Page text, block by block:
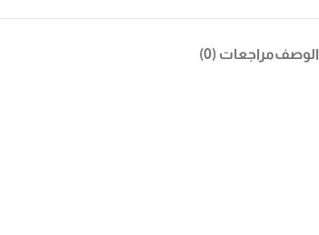
الوصفمراجعات (0)